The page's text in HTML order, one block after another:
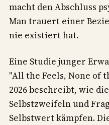
macht den Abschluss
Man trauert einer
nie existiert hat.
Eine Studie junger
"All the Feels, None of
2026 beschreibt, wie
Selbstzweifeln und
Selbstwert kämpfen.